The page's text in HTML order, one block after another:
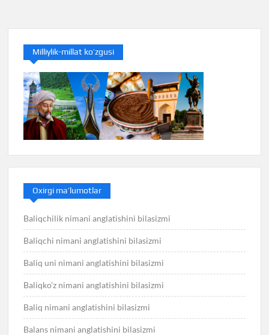
Milliylik-millat ko’zgusi
Oxirgi ma’lumotlar
Baliqchilik nimani anglatishini bilasizmi
Baliqchi nimani anglatishini bilasizmi
Baliq uni nimani anglatishini bilasizmi
Baliqko’z nimani anglatishini bilasizmi
Baliq nimani anglatishini bilasizmi
Balans nimani anglatishini bilasizmi